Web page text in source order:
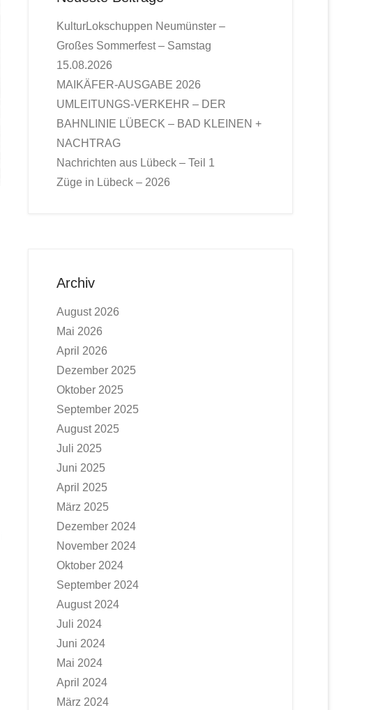
KulturLokschuppen Neumünster –
Großes Sommerfest – Samstag
15.08.2026
MAIKÄFER-AUSGABE 2026
UMLEITUNGS-VERKEHR – DER
BAHNLINIE LÜBECK – BAD KLEINEN +
NACHTRAG
Nachrichten aus Lübeck – Teil 1
Züge in Lübeck – 2026
Archiv
August 2026
Mai 2026
April 2026
Dezember 2025
Oktober 2025
September 2025
August 2025
Juli 2025
Juni 2025
April 2025
März 2025
Dezember 2024
November 2024
Oktober 2024
September 2024
August 2024
Juli 2024
Juni 2024
Mai 2024
April 2024
März 2024